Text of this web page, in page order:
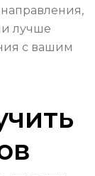
лучше
с вашим